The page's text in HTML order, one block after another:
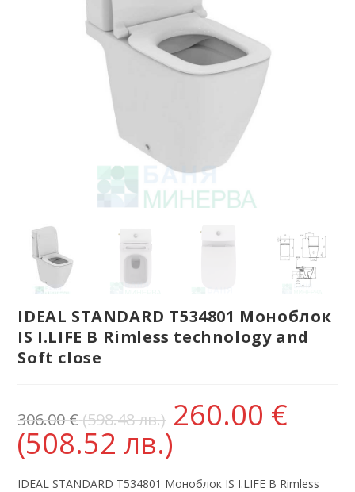
IDEAL STANDARD T534801 Моноблок
IS I.LIFE B Rimless technology and
Soft close
306.00€(598.48 лв.) 260.00 €
(508.52 лв.)
IDEAL STANDARD T534801 Моноблок IS I.LIFE B Rimless